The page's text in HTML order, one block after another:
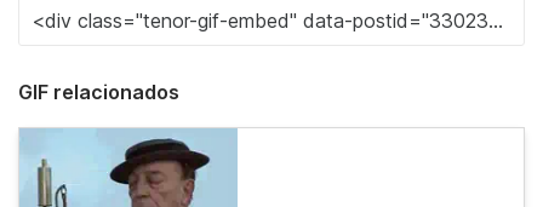
GIF relacionados